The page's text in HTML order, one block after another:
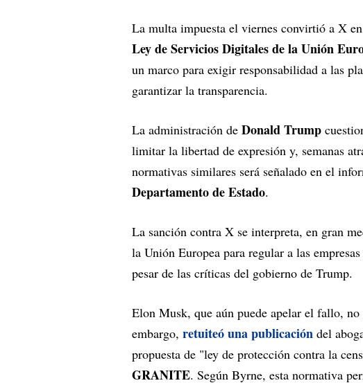
La multa impuesta el viernes convirtió a X
Ley de Servicios Digitales de la Unión
un marco para exigir responsabilidad a las
garantizar la transparencia.
La administración de Donald Trump
limitar la libertad de expresión y, semanas
normativas similares será señalado en el
Departamento de Estado.
La sanción contra X se interpreta, en gran
la Unión Europea para regular a las
pesar de las críticas del gobierno de Trump.
Elon Musk, que aún puede apelar el fallo,
embargo, retuiteó una publicación del
propuesta de "ley de protección contra la
GRANITE. Según Byrne, esta normativa